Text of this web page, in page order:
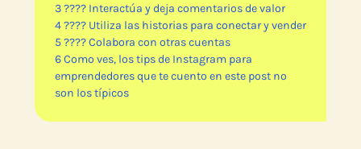
3???? Interactúa y deja comentarios de valor
4???? Utiliza las historias para conectar y vender
5???? Colabora con otras cuentas
6Como ves, los tips de Instagram para
emprendedores que te cuento en este post no
son los típicos